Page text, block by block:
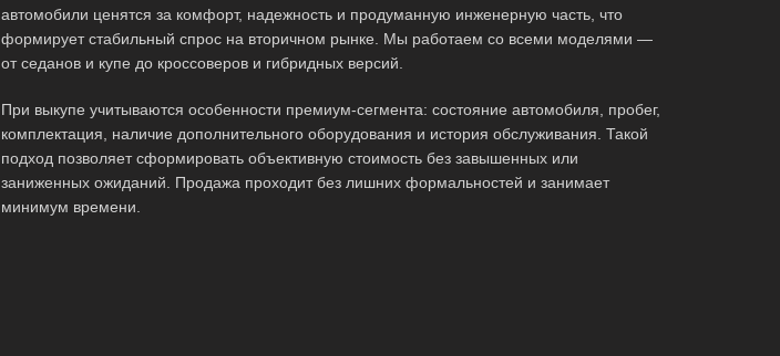
автомобили ценятся за комфорт, надежность и продуманную инженерную часть, что
формирует стабильный спрос на вторичном рынке. Мы работаем со всеми моделями —
от седанов и купе до кроссоверов и гибридных версий.
При выкупе учитываются особенности премиум-сегмента: состояние автомобиля, пробег,
комплектация, наличие дополнительного оборудования и история обслуживания. Такой
подход позволяет сформировать объективную стоимость без завышенных или
заниженных ожиданий. Продажа проходит без лишних формальностей и занимает
минимум времени.